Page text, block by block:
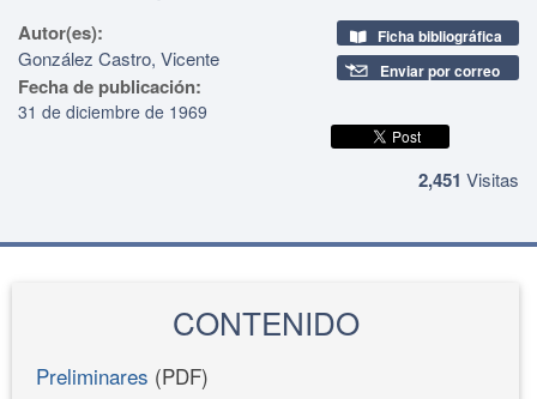
Autor(es):
González Castro, Vicente
Fecha de publicación:
31 de diciembre de 1969
Ficha bibliográfica
Enviar por correo
2,451 Visitas
CONTENIDO
Preliminares (PDF)